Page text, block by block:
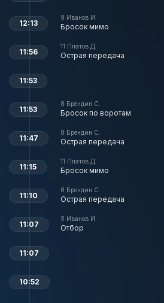
9 Иванов И.
Бросок мимо
12:13
11 Платов Д.
Острая передача
11:56
11:53
8 Брендин С.
Бросок по воротам
11:53
8 Брендин С.
Острая передача
11:47
11 Платов Д.
Бросок мимо
11:15
8 Брендин С.
Острая передача
11:10
9 Иванов И.
Отбор
11:07
11:07
10:52